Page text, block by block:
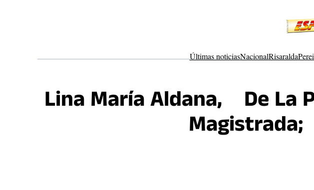
Últimas noticiasNacionalRisaralda
Lina María Aldana, De La
Magistrada;